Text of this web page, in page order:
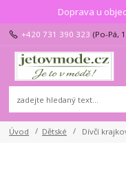
Doprava u
+420 731 390 323 (Po-Pá,
Úvod Dětské Dívčí